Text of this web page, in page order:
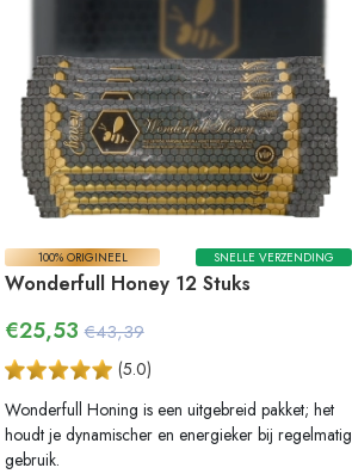
100% ORIGINEEL SNELLE VERZENDING
Wonderfull Honey 12 Stuks
€25,53 €43,39
(5.0)
Wonderfull Honing is een uitgebreid pakket; het
houdt je dynamischer en energieker bij regelmatig
gebruik.